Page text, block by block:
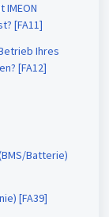
IMEON
[FA11]
Ihres
[FA12]
Batterie)
[FA39]